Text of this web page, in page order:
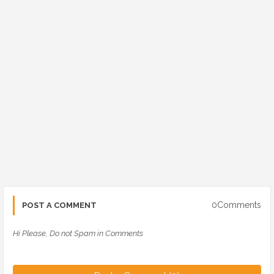
POST A COMMENT 0Comments
Hi Please, Do not Spam in Comments